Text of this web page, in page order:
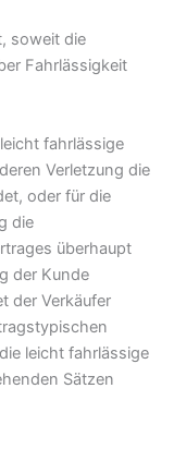
soweit die
Fahrlässigkeit
fahrlässige
Verletzung die
oder für die
die
überhaupt
der Kunde
der Verkäufer
leicht fahrlässige
Sätzen